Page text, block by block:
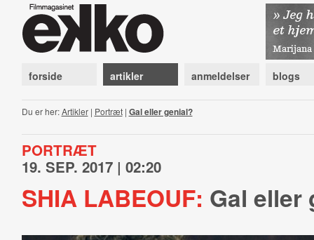
forside artikler anmeldelser blogs
Du er her:Artikler| Portræt| Gal eller genial?
PORTRÆT
19. SEP. 2017 | 02:20
SHIA LABEOUF: Gal eller